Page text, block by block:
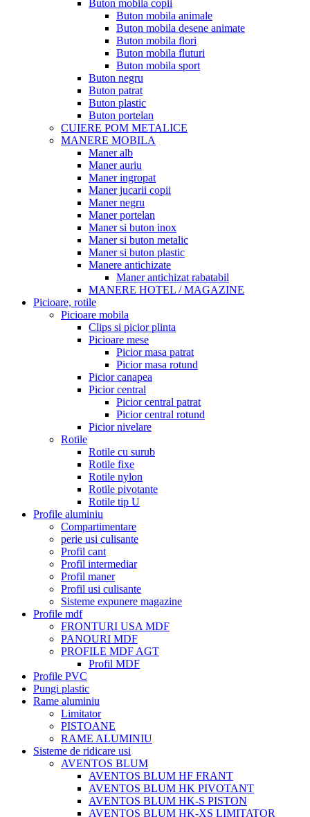
Buton mobila copii
Buton mobila animale
Buton mobila desene animate
Buton mobila flori
Buton mobila fluturi
Buton mobila sport
Buton negru
Buton patrat
Buton plastic
Buton portelan
CUIERE POM METALICE
MANERE MOBILA
Maner alb
Maner auriu
Maner ingropat
Maner jucarii copii
Maner negru
Maner portelan
Maner si buton inox
Maner si buton metalic
Maner si buton plastic
Manere antichizate
Maner antichizat rabatabil
MANERE HOTEL / MAGAZINE
Picioare, rotile
Picioare mobila
Clips si picior plinta
Picioare mese
Picior masa patrat
Picior masa rotund
Picior canapea
Picior central
Picior central patrat
Picior central rotund
Picior nivelare
Rotile
Rotile cu surub
Rotile fixe
Rotile nylon
Rotile pivotante
Rotile tip U
Profile aluminiu
Compartimentare
perie usi culisante
Profil cant
Profil intermediar
Profil maner
Profil usi culisante
Sisteme expunere magazine
Profile mdf
FRONTURI USA MDF
PANOURI MDF
PROFILE MDF AGT
Profil MDF
Profile PVC
Pungi plastic
Rame aluminiu
Limitator
PISTOANE
RAME ALUMINIU
Sisteme de ridicare usi
AVENTOS BLUM
AVENTOS BLUM HF FRANT
AVENTOS BLUM HK PIVOTANT
AVENTOS BLUM HK-S PISTON
AVENTOS BLUM HK-XS LIMITATOR